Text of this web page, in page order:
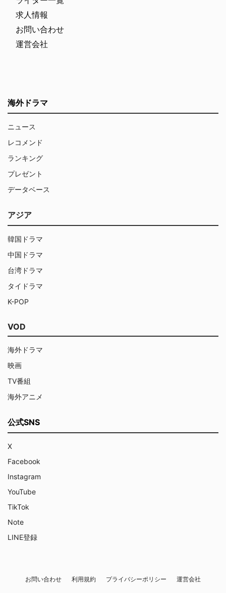
求人情報
お問い合わせ
運営会社
海外ドラマ
ニュース
レコメンド
ランキング
プレゼント
データベース
アジア
韓国ドラマ
中国ドラマ
台湾ドラマ
タイドラマ
K-POP
VOD
海外ドラマ
映画
TV番組
海外アニメ
公式SNS
X
Facebook
Instagram
YouTube
TikTok
Note
LINE登録
お問い合わせ 利用規約 プライバシーポリシー 運営会社